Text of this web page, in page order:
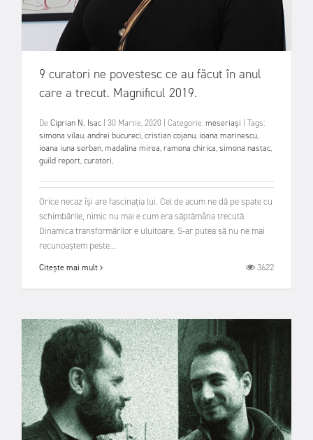
9 curatori ne povestesc ce au făcut în anul
care a trecut. Magnificul 2019.
De Ciprian N. Isac 30 Martie, 2020 Categorie:meseriași
Tags:
simona vilau,andrei bucureci,cristian cojanu, ioana marinescu,
ioana iuna serban,madalina mirea,ramona chirica,simona nastac,
guild report,curatori,
Orice necaz își are fascinația lui. Cel de acum ne dă pe spate cu
schimbările, nimic nu mai e cum era săptămâna trecută.
Dinamica transformărilor e uluitoare. S-ar putea să nu ne mai
recunoaștem peste...
Citește mai mult 3622